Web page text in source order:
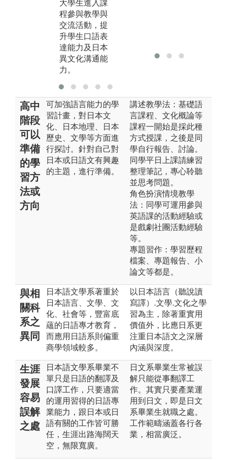
大學生進入課
程參與教學與
交流活動，提
升學生口語表
達能力及日本
異文化溝通能
力。
高中
階段
可以
準備
的學
習方
法或
方向
可加強語言能力的學
習計畫，對日本文
化、日本地理、日本
歷史、文學等方面進
行探討。針對自己對
日本或日語文有興趣
的主題，進行準備。
講述教學法：基礎語
言課程、文化概論等
課程一開始是採此種
方式授課，之後是同
學自行報告、討論。
同學平日上課請練習
整理筆記，專心聆聽
並思考問題。
角色扮演情境教學
法：同學可運用參與
英語課的活動經驗或
是戲劇社團活動經驗
等。
專題習作：學習歷程
檔案、專題報告、小
論文等都是。
與相
關科
系之
異同
日本語文學系著重於
日本語言、文學、文
化、社會等，豐富底
蘊的日語專才教育，
而應用日語系則偏重
商學領域較多。
以日本語言（聽說讀
寫譯）.文學.文化之學
習為主，除著重實用
價值外，比應日系更
注重日本語文之深層
內涵與深度。
生涯
發展
容易
誤解
之處
日本語文學系畢業不
單只是日語的翻譯及
口譯工作，只要適當
的運用習得的日語專
業能力，跟日本或日
語有關的工作皆可勝
任，生涯出路海闊天
空，無限寬廣。
日文系畢業生常被誤
解只能從事翻譯工
作。其實只要產業運
用到日文，即是日文
系畢業生就職之處。
工作範疇涵蓋各行各
業，相當廣泛。